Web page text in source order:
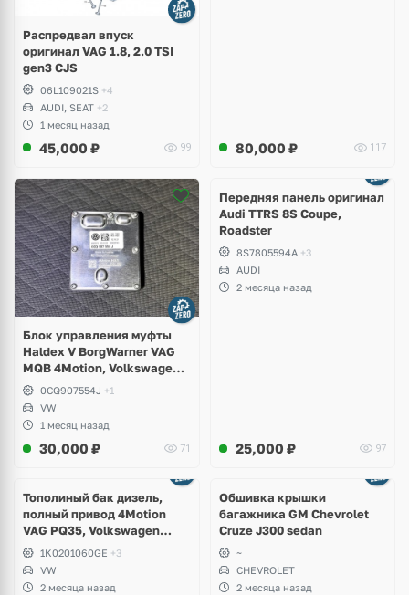
Распредвал впуск
оригинал VAG 1.8, 2.0 TSI
gen3 CJS
06L109021S +4
AUDI, SEAT +2
1 месяц назад
45,000 ₽ 99 80,000 ₽ 117
Блок управления муфты
Haldex V BorgWarner VAG
MQB 4Motion, Volkswagen
Tiguan
0CQ907554J +1
VW
1 месяц назад
30,000 ₽ 71
2 фото
Передняя панель оригинал
Audi TTRS 8S Coupe,
Roadster
8S7805594A +3
AUDI
2 месяца назад
25,000 ₽ 97
Тополиный бак дизель,
полный привод 4Motion
VAG PQ35, Volkswagen
Scirocco, Golf V, VI, Skoda
Yeti, Octavia A5, Superb,
Audi A3, Seat Altea
1K0201060GE +3
VW
2 месяца назад
Обшивка крышки
багажника GM Chevrolet
Cruze J300 sedan
~
CHEVROLET
2 месяца назад